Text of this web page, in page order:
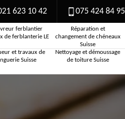
623 10 42 075 424 84 95
ferblantier
de ferblanterie LE
Réparation et
changement de chéneaux
Suisse
et travaux de
Suisse
Nettoyage et démoussage
de toiture Suisse